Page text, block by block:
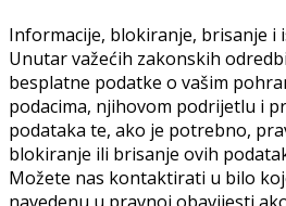
Informacije, blokiranje, brisanje i
Unutar važećih zakonskih
besplatne podatke o vašim
podacima, njihovom podrijetlu i
podataka te, ako je potrebno,
blokiranje ili brisanje ovih
Možete nas kontaktirati u bilo